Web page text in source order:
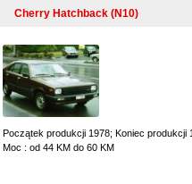
Początek produkcji 1978; Koniec produkcji
Moc : od 44 KM do 60 KM